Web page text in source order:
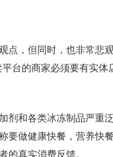
点，但同时，也非常悲
台的商家必须要有实体
剂和各类冰冻制品严重
要做健康快餐，营养快
真实消费反馈。